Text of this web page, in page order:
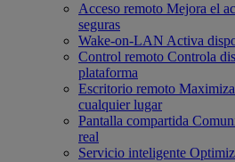
Acceso remoto Mejora el
seguras
Wake-on-LAN Activa
Control remoto Controla
plataforma
Escritorio remoto
cualquier lugar
Pantalla compartida
real
Servicio inteligente